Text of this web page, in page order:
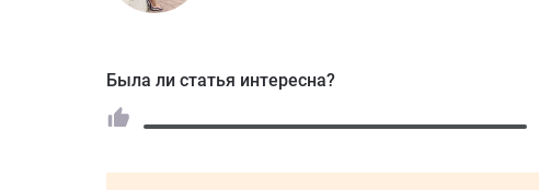
Была ли статья интересна?